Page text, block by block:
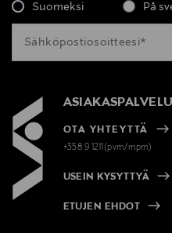
Suomeksi På
ASIAKASPALVELU
OTA YHTEYTTÄ
+358 9 1211(pvm/mpm)
USEIN KYSYTTYÄ
ETUJEN EHDOT